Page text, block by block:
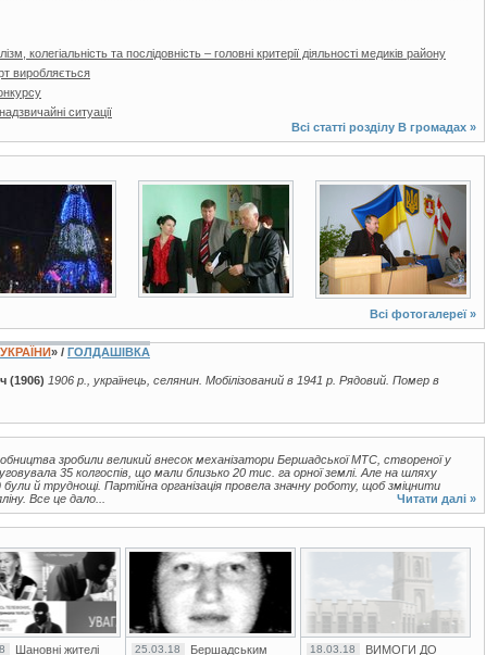
колегіальність та послідовність – головні критерії діяльності медиків району
виробляється
ситуації
Всі статті розділу В громадах »
4 фото
Всі фотогалереї »
» / ГОЛДАШІВКА
(1906) 1906 р., українець, селянин. Мобілізований в 1941 р. Рядовий. Помер в
зробили великий внесок механізатори Бершадської МТС, створеної у
35 колгоспів, що мали близько 20 тис. га орної землі. Але на шляху
були й труднощі. Партійна організація провела значну роботу, щоб зміцнити
Все це дало...
Читати далі »
Шановні жителі 25.03.18 Бершадським 18.03.18 ВИМОГИ ДО